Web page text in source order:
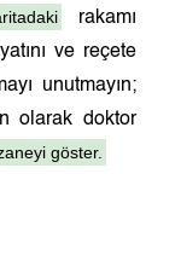
rakamı
ve reçete
unutmayın;
olarak doktor
göster.